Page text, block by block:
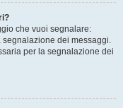
che vuoi segnalare:
dei messaggi.
per la segnalazione dei